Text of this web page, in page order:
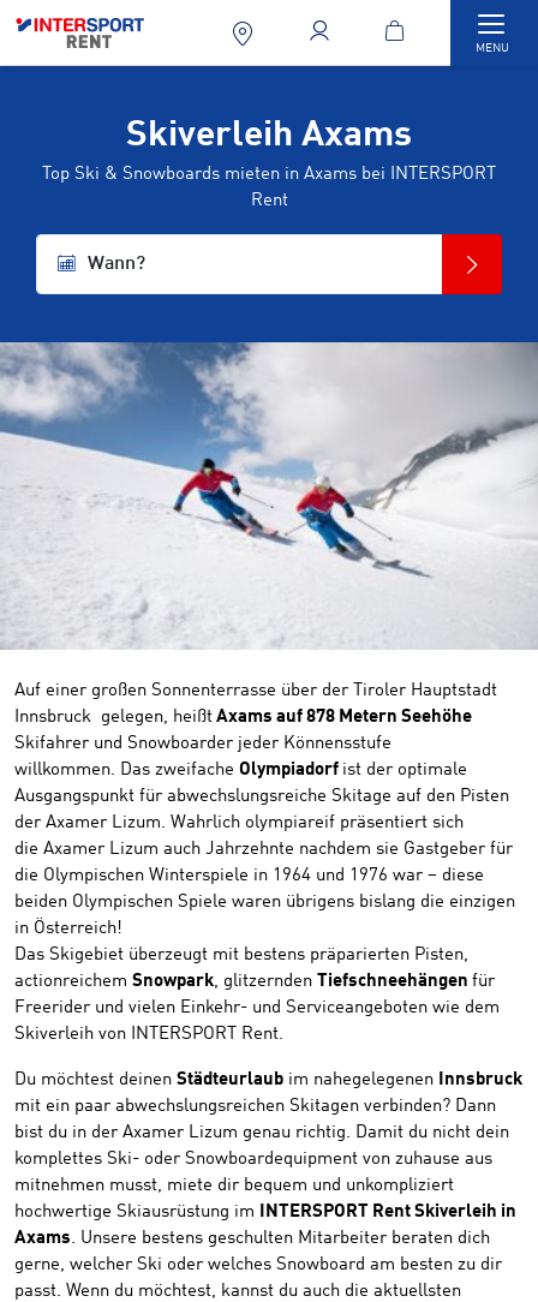
MENU
Skiverleih Axams
Top Ski & Snowboards mieten in Axams bei INTERSPORT
Rent
Wann?
Auf einer großen Sonnenterrasse über der Tiroler Hauptstadt
Innsbruck gelegen, heißt Axams auf 878 Metern Seehöhe
Skifahrer und Snowboarder jeder Könnensstufe
willkommen. Das zweifache Olympiadorf ist der optimale
Ausgangspunkt für abwechslungsreiche Skitage auf den Pisten
der Axamer Lizum. Wahrlich olympiareif präsentiert sich
die Axamer Lizum auch Jahrzehnte nachdem sie Gastgeber für
die Olympischen Winterspiele in 1964 und 1976 war – diese
beiden Olympischen Spiele waren übrigens bislang die einzigen
in Österreich!
Das Skigebiet überzeugt mit bestens präparierten Pisten,
actionreichem Snowpark, glitzernden Tiefschneehängen für
Freerider und vielen Einkehr- und Serviceangeboten wie dem
Skiverleih von INTERSPORT Rent.
Du möchtest deinen Städteurlaub im nahegelegenen Innsbruck
mit ein paar abwechslungsreichen Skitagen verbinden? Dann
bist du in der Axamer Lizum genau richtig. Damit du nicht dein
komplettes Ski- oder Snowboardequipment von zuhause aus
mitnehmen musst, miete dir bequem und unkompliziert
hochwertige Skiausrüstung im INTERSPORT Rent Skiverleih in
Axams. Unsere bestens geschulten Mitarbeiter beraten dich
gerne, welcher Ski oder welches Snowboard am besten zu dir
passt. Wenn du möchtest, kannst du auch die aktuellsten